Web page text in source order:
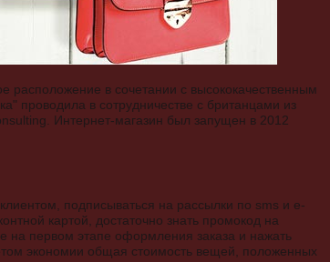
расположение в сочетании с высококачественным
проводила в сотрудничестве с британцами из
Интернет-магазин был запущен в 2012
подписываться на рассылки по sms и e-
картой, достаточно знать промокод на
на первом этапе оформления заказа и нажать
экономии общая стоимость вещей, положенных